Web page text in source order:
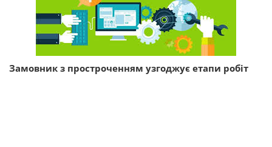
Замовник з простроченням узгоджує етапи робіт